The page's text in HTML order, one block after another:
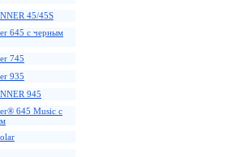
45/45S
645 с черным
745
935
945
645 Music с